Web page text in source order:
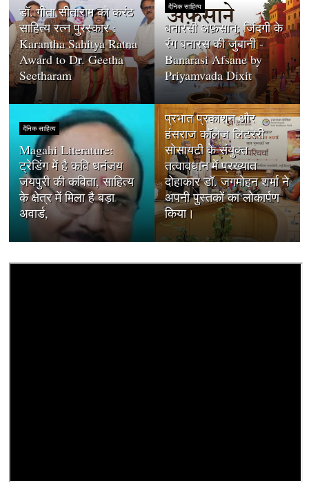
डॉ. गीता सीताराम को करंठ
साहित्य रत्न पुरस्कार :
Karantha Sahitya Ratna
Award to Dr. Geetha
Seetharam
दैनिक साहित्य
बनारसी अफ़साने: जिंदगी के
रंग बनारस की जुबानी -
Banarasi Afsane by
Priyamvada Dixit
दैनिक साहित्य
Magahi Literature:
ट्रेडिंग में है कवि धनंजय
जयपुरी की कविता, साहित्य
के क्षेत्र में मिला है बड़ा
अवार्ड,
दैनिक साहित्य
प्रभात प्रकाशन और
हंसराज कॉलेज लिटरेरी
सोसायटी के संयुक्त
तत्वावधान में प्रख्यात
दोहाकार डॉ. जगमोहन शर्मा ने
अपनी पुस्तकों का लोकार्पण
किया।